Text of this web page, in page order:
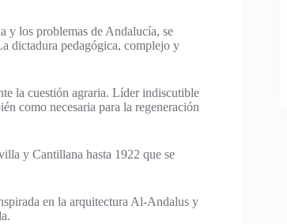
y los problemas de Andalucía, se
dictadura pedagógica, complejo y
la cuestión agraria. Líder indiscutible
como necesaria para la regeneración
y Cantillana hasta 1922 que se
en la arquitectura Al-Andalus y